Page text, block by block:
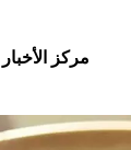
مركز الأخبار